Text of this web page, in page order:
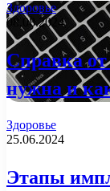
Здоровье
08.08.2024
Справка от
нужна и
Здоровье
25.06.2024
Этапы